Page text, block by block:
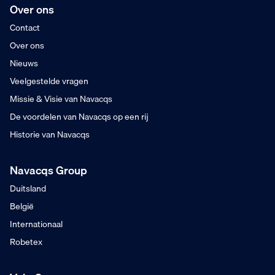
Over ons
Contact
Over ons
Nieuws
Veelgestelde vragen
Missie & Visie van Navacqs
De voordelen van Navacqs op een rij
Historie van Navacqs
Navacqs Group
Duitsland
België
Internationaal
Robetex